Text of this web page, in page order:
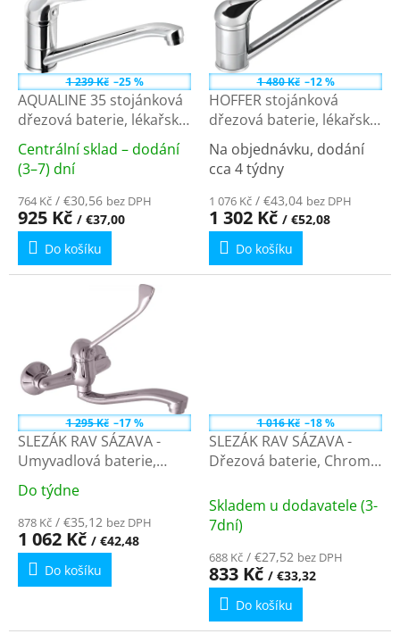
ů
o
d
ů
1 239 Kč –25 %
AQUALINE 35 stojánková
dřezová baterie, lékařská
páka, chrom 54139
Průměrné
hodnocení
produktu
je
5,0
z
5
Centrální sklad – dodání
(3–7) dní
764 Kč / €30,56 bez DPH
925 Kč / €37,00
Do košíku
1 480 Kč –12 %
HOFFER stojánková
dřezová baterie, lékařská
páka, 221mm, chrom
424.054.1
Průměrné
hodnocení
produktu
je
4,3
z
5
Na objednávku, dodání
cca 4 týdny
1 076 Kč / €43,04 bez DPH
1 302 Kč / €52,08
Do košíku
1 295 Kč –17 %
SLEZÁK RAV SÁZAVA -
Umyvadlová baterie,
Chrom SA601.5/26 - 150
mm
Průměrné
hodnocení
produktu
je
5,0
z
Do týdne
878 Kč / €35,12 bez DPH
1 062 Kč / €42,48
Do košíku
1 016 Kč –18 %
SLEZÁK RAV SÁZAVA -
Dřezová baterie, Chrom
Skladem u dodavatele (3-
7dní)
688 Kč / €27,52 bez DPH
833 Kč / €33,32
Do košíku